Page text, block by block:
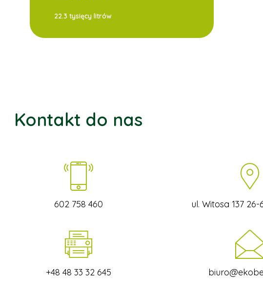
22.3 tysięcy litrów
Kontakt do nas
602 758 460
+48 48 33 32 645
ul. Witosa 137